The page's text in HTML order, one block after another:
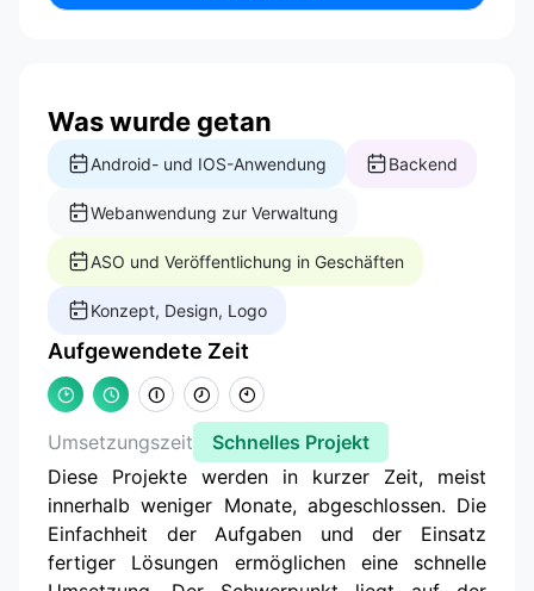
Was wurde getan
Android- und IOS-Anwendung Backend
Webanwendung zur Verwaltung
ASO und Veröffentlichung in Geschäften
Konzept, Design, Logo
Aufgewendete Zeit
Umsetzungszeit
Schnelles Projekt
Diese Projekte werden in kurzer Zeit, meist
innerhalb weniger Monate, abgeschlossen. Die
Einfachheit der Aufgaben und der Einsatz
fertiger Lösungen ermöglichen eine schnelle